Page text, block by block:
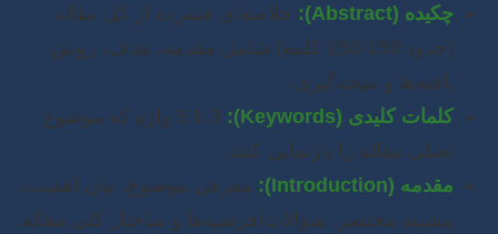
چکیده (Abstract):
خلاصه‌ای فشرده از کل مقاله
(حدود 150-250 کلمه) شامل مقدمه، هدف، روش،
یافته‌ها و نتیجه‌گیری.
کلمات کلیدی (Keywords):
3 تا 5 واژه که موضوع
اصلی مقاله را بازنمایی کنند.
مقدمه (Introduction):
معرفی موضوع، بیان اهمیت،
پیشینه مختصر، سؤالات/فرضیه‌ها و ساختار کلی مقاله.